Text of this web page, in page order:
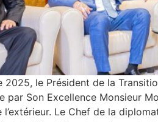
le Président de la
par Son Excellence Monsieur
Le Chef de la